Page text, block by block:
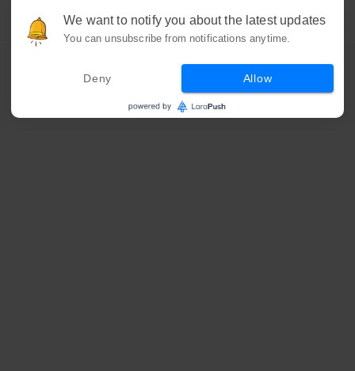
We want to notify you about the latest updates
You can unsubscribe from notifications anytime.
Deny Allow